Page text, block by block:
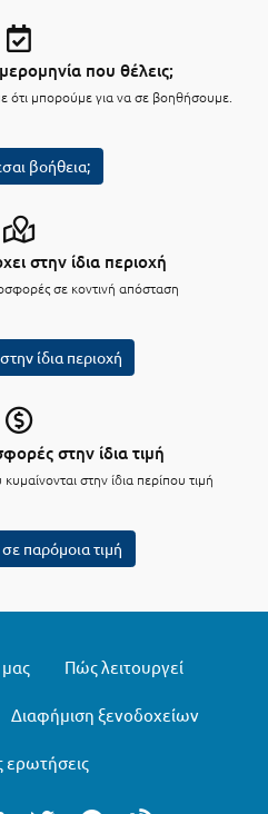
που θέλεις;
ότι μπορούμε για να σε βοηθήσουμε.
βοήθεια;
στην ίδια περιοχή
σε κοντινή απόσταση
ίδια περιοχή
στην ίδια τιμή
στην ίδια περίπου τιμή
παρόμοια τιμή
μας Πώς λειτουργεί
Διαφήμιση ξενοδοχείων
ερωτήσεις